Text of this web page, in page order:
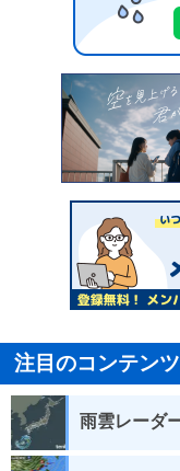
注目のコンテンツ
雨雲レーダ